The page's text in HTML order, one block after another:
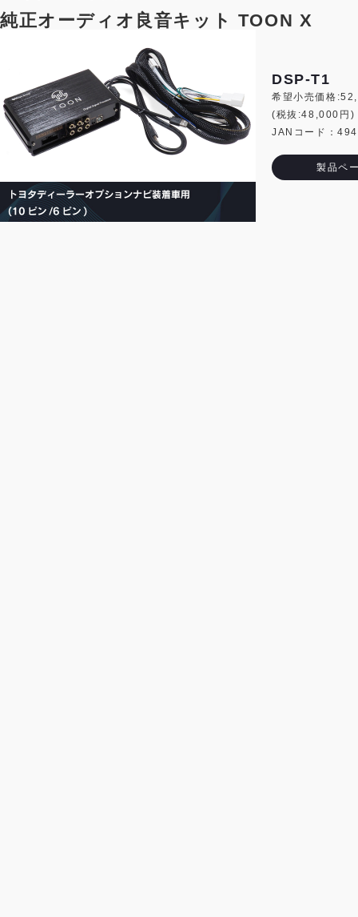
純正オーディオ良音キット TOON X
DSP-T1
希望小売価格
(税抜:48,000円)
JANコード：
製品ペ